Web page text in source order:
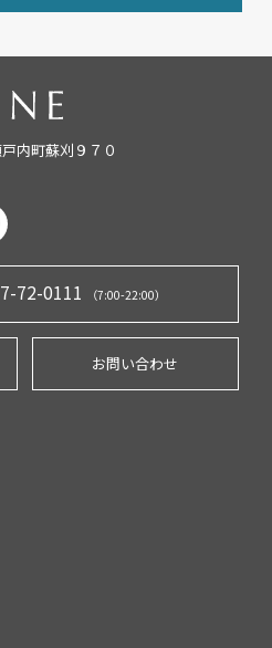
内町蘇刈９７０
72-0111 （7:00-22:00）
お問い合わせ